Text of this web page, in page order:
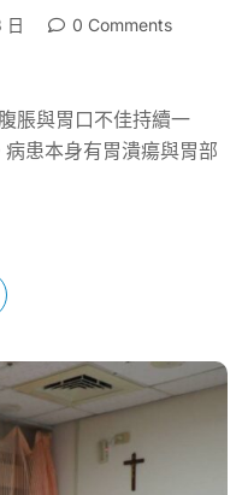
日
0 Comments
脹與胃口不佳持續一
患本身有胃潰瘍與胃部